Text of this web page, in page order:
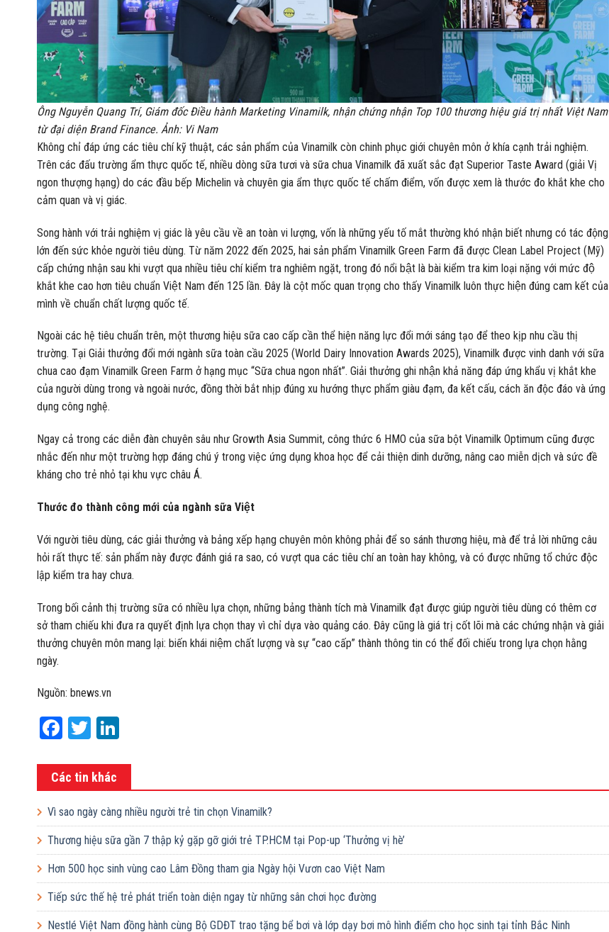
Ông Nguyễn Quang Trí, Giám đốc Điều hành Marketing Vinamilk, nhận chứng nhận Top 100 thương hiệu giá trị nhất Việt Nam
từ đại diện Brand Finance. Ảnh: Vi Nam
Không chỉ đáp ứng các tiêu chí kỹ thuật, các sản phẩm của Vinamilk còn chinh phục giới chuyên môn ở khía cạnh trải nghiệm.
Trên các đấu trường ẩm thực quốc tế, nhiều dòng sữa tươi và sữa chua Vinamilk đã xuất sắc đạt Superior Taste Award (giải Vị
ngon thượng hạng) do các đầu bếp Michelin và chuyên gia ẩm thực quốc tế chấm điểm, vốn được xem là thước đo khắt khe cho
cảm quan và vị giác.
Song hành với trải nghiệm vị giác là yêu cầu về an toàn vi lượng, vốn là những yếu tố mắt thường khó nhận biết nhưng có tác động
lớn đến sức khỏe người tiêu dùng. Từ năm 2022 đến 2025, hai sản phẩm Vinamilk Green Farm đã được Clean Label Project (Mỹ)
cấp chứng nhận sau khi vượt qua nhiều tiêu chí kiểm tra nghiêm ngặt, trong đó nổi bật là bài kiểm tra kim loại nặng với mức độ
khắt khe cao hơn tiêu chuẩn Việt Nam đến 125 lần. Đây là cột mốc quan trọng cho thấy Vinamilk luôn thực hiện đúng cam kết của
mình về chuẩn chất lượng quốc tế.
Ngoài các hệ tiêu chuẩn trên, một thương hiệu sữa cao cấp cần thể hiện năng lực đổi mới sáng tạo để theo kịp nhu cầu thị
trường. Tại Giải thưởng đổi mới ngành sữa toàn cầu 2025 (World Dairy Innovation Awards 2025), Vinamilk được vinh danh với sữa
chua cao đạm Vinamilk Green Farm ở hạng mục “Sữa chua ngon nhất”. Giải thưởng ghi nhận khả năng đáp ứng khẩu vị khắt khe
của người dùng trong và ngoài nước, đồng thời bắt nhịp đúng xu hướng thực phẩm giàu đạm, đa kết cấu, cách ăn độc đáo và ứng
dụng công nghệ.
Ngay cả trong các diễn đàn chuyên sâu như Growth Asia Summit, công thức 6 HMO của sữa bột Vinamilk Optimum cũng được
nhắc đến như một trường hợp đáng chú ý trong việc ứng dụng khoa học để cải thiện dinh dưỡng, nâng cao miễn dịch và sức đề
kháng cho trẻ nhỏ tại khu vực châu Á.
Thước đo thành công mới của ngành sữa Việt
Với người tiêu dùng, các giải thưởng và bảng xếp hạng chuyên môn không phải để so sánh thương hiệu, mà để trả lời những câu
hỏi rất thực tế: sản phẩm này được đánh giá ra sao, có vượt qua các tiêu chí an toàn hay không, và có được những tổ chức độc
lập kiểm tra hay chưa.
Trong bối cảnh thị trường sữa có nhiều lựa chọn, những bảng thành tích mà Vinamilk đạt được giúp người tiêu dùng có thêm cơ
sở tham chiếu khi đưa ra quyết định lựa chọn thay vì chỉ dựa vào quảng cáo. Đây cũng là giá trị cốt lõi mà các chứng nhận và giải
thưởng chuyên môn mang lại: biến khái niệm chất lượng và sự “cao cấp” thành thông tin có thể đối chiếu trong lựa chọn hằng
ngày.
Nguồn: bnews.vn
Facebook
Twitter
Các tin khác
Vì sao ngày càng nhiều người trẻ tin chọn Vinamilk?
Thương hiệu sữa gần 7 thập kỷ gặp gỡ giới trẻ TP.HCM tại Pop-up ‘Thưởng vị hè’
Hơn 500 học sinh vùng cao Lâm Đồng tham gia Ngày hội Vươn cao Việt Nam
Tiếp sức thế hệ trẻ phát triển toàn diện ngay từ những sân chơi học đường
Nestlé Việt Nam đồng hành cùng Bộ GDĐT trao tặng bể bơi và lớp dạy bơi mô hình điểm cho học sinh tại tỉnh Bắc Ninh